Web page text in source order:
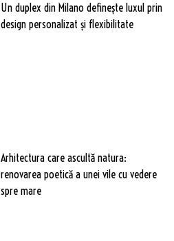
Un duplex din Milano definește luxul prin
design personalizat și flexibilitate
Arhitectura care ascultă natura:
renovarea poetică a unei vile cu vedere
spre mare